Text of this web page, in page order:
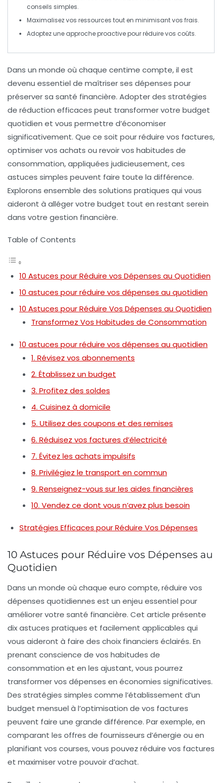
conseils simples.
Maximalisez vos ressources tout en minimisant vos frais.
Adoptez une approche proactive pourréduire vos coûts.
Dans un monde où chaque centime compte, il est
devenu essentiel de maîtriser ses dépenses pour
préserver sa santé financière. Adopter des stratégies
de réduction efficaces peut transformer votre budget
quotidien et vous permettre d’économiser
significativement. Que ce soit pour réduire vos factures,
optimiser vos achats ou revoir vos habitudes de
consommation, appliquées judicieusement, ces
astuces simples peuvent faire toute la différence.
Explorons ensemble des solutions pratiques qui vous
aideront à alléger votre budget tout en restant serein
dans votre gestion financière.
Table of Contents
10 Astuces pour Réduire vos Dépenses au Quotidien
10 astuces pour réduire vos dépenses au quotidien
10 Astuces pour Réduire Vos Dépenses au Quotidien
Transformez Vos Habitudes de Consommation
10 astuces pour réduire vos dépenses au quotidien
1. Révisez vos abonnements
2. Établissez un budget
3. Profitez des soldes
4. Cuisinez à domicile
5. Utilisez des coupons et des remises
6. Réduisez vos factures d’électricité
7. Évitez les achats impulsifs
8. Privilégiez le transport en commun
9. Renseignez-vous sur les aides financières
10. Vendez ce dont vous n’avez plus besoin
Stratégies Efficaces pour Réduire Vos Dépenses
10 Astuces pour Réduire vos Dépenses au
Quotidien
Dans un monde où chaque euro compte,réduire vos
dépenses quotidiennes est un enjeu essentiel pour
améliorer votre santé financière. Cet article présente
dix astuces pratiques et facilement applicables qui
vous aideront à faire des choix financiers éclairés. En
prenant conscience de vos habitudes de
consommation et en les ajustant, vous pourrez
transformer vos dépenses en économies significatives.
Des stratégies simples comme l’établissement d’un
budget mensuel à l’optimisation de vos factures
peuvent faire une grande différence. Par exemple, en
comparant les offres de fournisseurs d’énergie ou en
planifiant vos courses, vous pouvez réduire vos factures
et maximiser votre pouvoir d’achat.